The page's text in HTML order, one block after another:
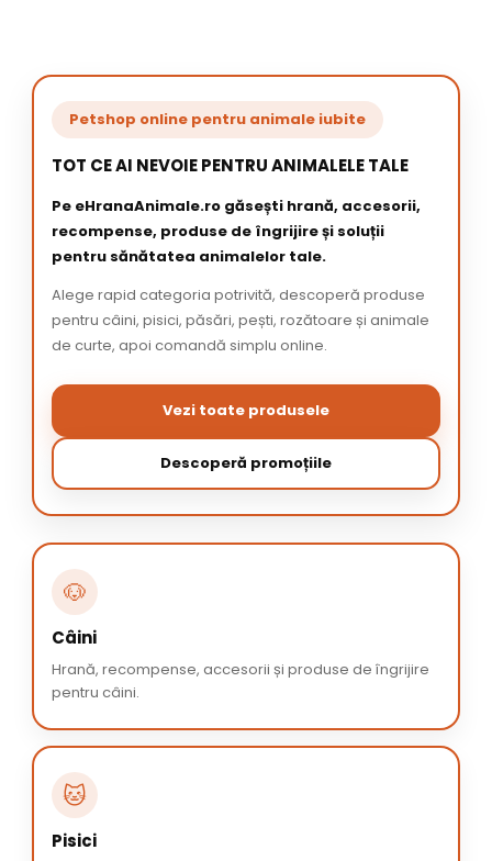
Petshop online pentru animale iubite
TOT CE AI NEVOIE PENTRU ANIMALELE TALE
Pe eHranaAnimale.ro găsești hrană, accesorii,
recompense, produse de îngrijire și soluții
pentru sănătatea animalelor tale.
Alege rapid categoria potrivită, descoperă produse
pentru câini, pisici, păsări, pești, rozătoare și animale
de curte, apoi comandă simplu online.
Vezi toate produsele
Descoperă promoțiile
🐶
Câini
Hrană, recompense, accesorii și produse de îngrijire
pentru câini.
🐱
Pisici